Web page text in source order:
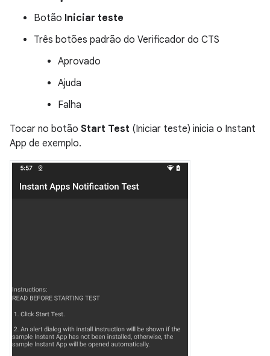
Botão Iniciar teste
Três botões padrão do Verificador do CTS
Aprovado
Ajuda
Falha
Tocar no botão Start Test (Iniciar teste) inicia o Instant
App de exemplo.